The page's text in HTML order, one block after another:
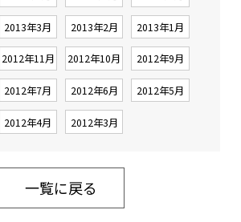
2013年3月 2013年2月 2013年1月
2012年11月 2012年10月 2012年9月
2012年7月 2012年6月 2012年5月
2012年4月 2012年3月
一覧に戻る